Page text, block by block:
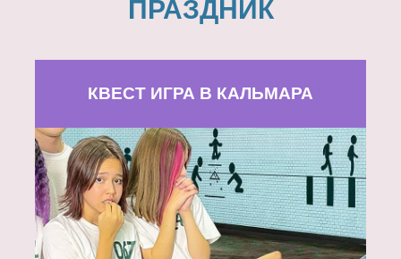
ПРАЗДНИК
КВЕСТ ИГРА В КАЛЬМАРА